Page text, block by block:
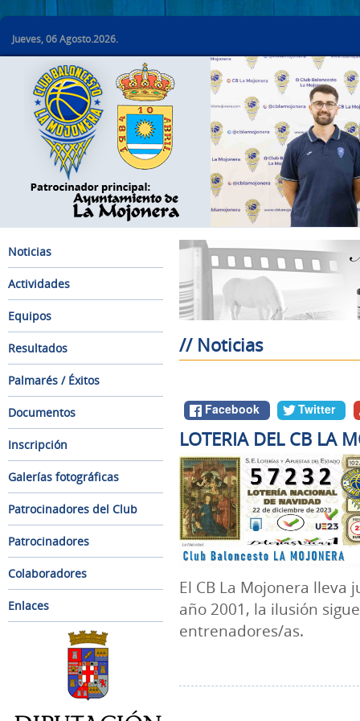
Jueves, 06 Agosto.2026.
Noticias
Actividades
Equipos
Resultados
Palmarés / Éxitos
Documentos
Inscripción
Galerías fotográficas
Patrocinadores del Club
Patrocinadores
Colaboradores
Enlaces
// Noticias
Facebook Twitter
LOTERIA DEL CB LA
El CB La Mojonera lleva
año 2001, la ilusión
entrenadores/as.